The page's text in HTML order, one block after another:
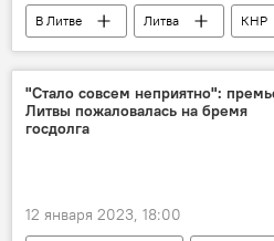
В Литве Литва
КНР
МИД КНР
Политика
политические отношения
Тайвань
"Стало совсем неприятно":
Литвы пожаловалась на бремя
госдолга
12 января 2023, 18:00